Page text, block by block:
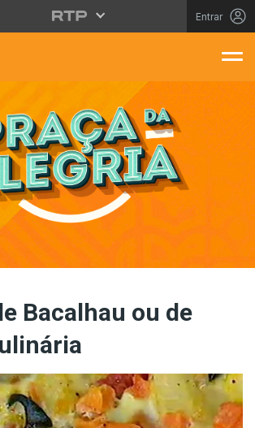
principal
Entrar
Bacalhau ou de